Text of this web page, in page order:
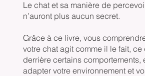
Le chat et sa manière de
n’auront plus aucun secret.
Grâce à ce livre, vous
votre chat agit comme il le fait,
derrière certains comportements,
adapter votre environnement et